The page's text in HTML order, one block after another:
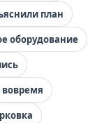
план
оборудование